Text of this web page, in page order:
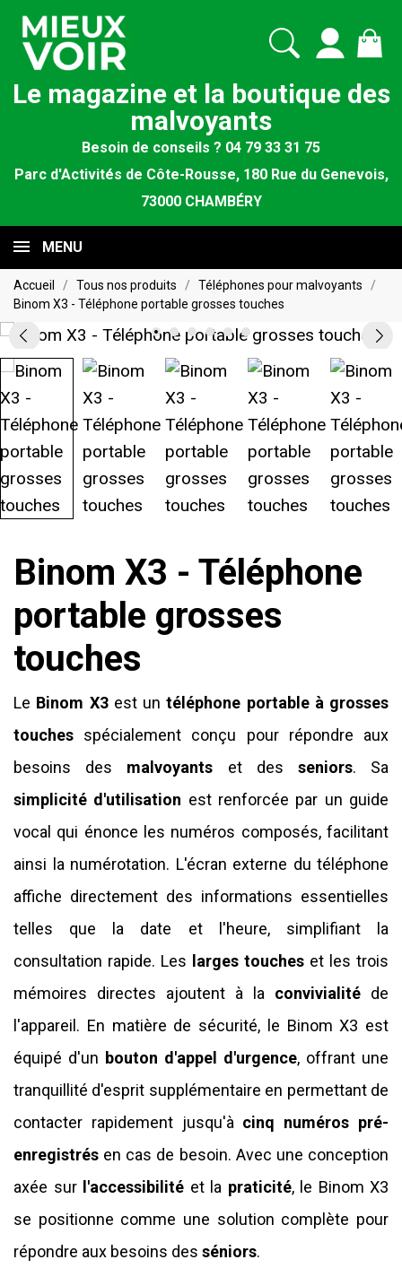
Le magazine et la boutique des
malvoyants
Besoin de conseils ? 04 79 33 31 75
Parc d'Activités de Côte-Rousse, 180 Rue du Genevois,
73000 CHAMBÉRY
MENU
Accueil Tous nos produits
Téléphones pour malvoyants
Binom X3 - Téléphone portable grosses touches
Binom X3 - Téléphone
portable grosses
touches
Le Binom X3est untéléphone portable à grosses
touches spécialement conçu pour répondre aux
besoins des malvoyants et des seniors. Sa
simplicité d'utilisation est renforcée par un guide
vocal qui énonce les numéros composés, facilitant
ainsi la numérotation. L'écran externe du téléphone
affiche directement des informations essentielles
telles que la date et l'heure, simplifiant la
consultation rapide. Les
larges touches et les trois
mémoires directes ajoutent à la convivialité de
l'appareil. En matière de sécurité, le Binom X3 est
équipé d'un bouton d'appel d'urgence, offrant une
tranquillité d'esprit supplémentaire en permettant de
contacter rapidement jusqu'à cinq numéros pré-
enregistrés en cas de besoin. Avec une conception
axée sur l'accessibilité et la praticité, le Binom X3
se positionne comme une solution complète pour
répondre aux besoins des séniors.